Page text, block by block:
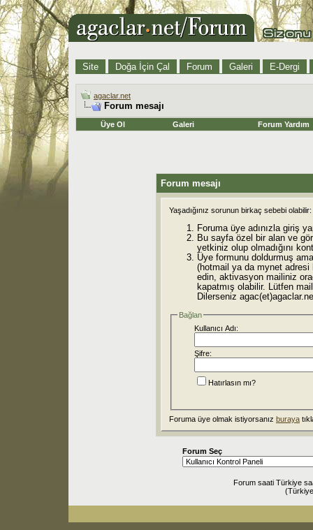
Site Doğa İçin Çal Forum Galeri E-Dergi
agaclar.net
Forum mesajı
Üye Ol Galeri Forum Yardım
Forum mesajı
Yaşadığınız sorunun birkaç sebebi olabilir:
Foruma üye adınızla giriş
Bu sayfa özel bir alan ve
yetkiniz olup olmadığını
Üye formunu doldurmuş
(hotmail ya da mynet adresi
edin, aktivasyon mailiniz
kapatmış olabilir. Lütfen
Dilerseniz
Bağlan
Kullanıcı Adı:
Şifre:
Hatırlasın mı?
Foruma üye olmak istiyorsanız buraya
Forum Seç
Forum saati Türkiye